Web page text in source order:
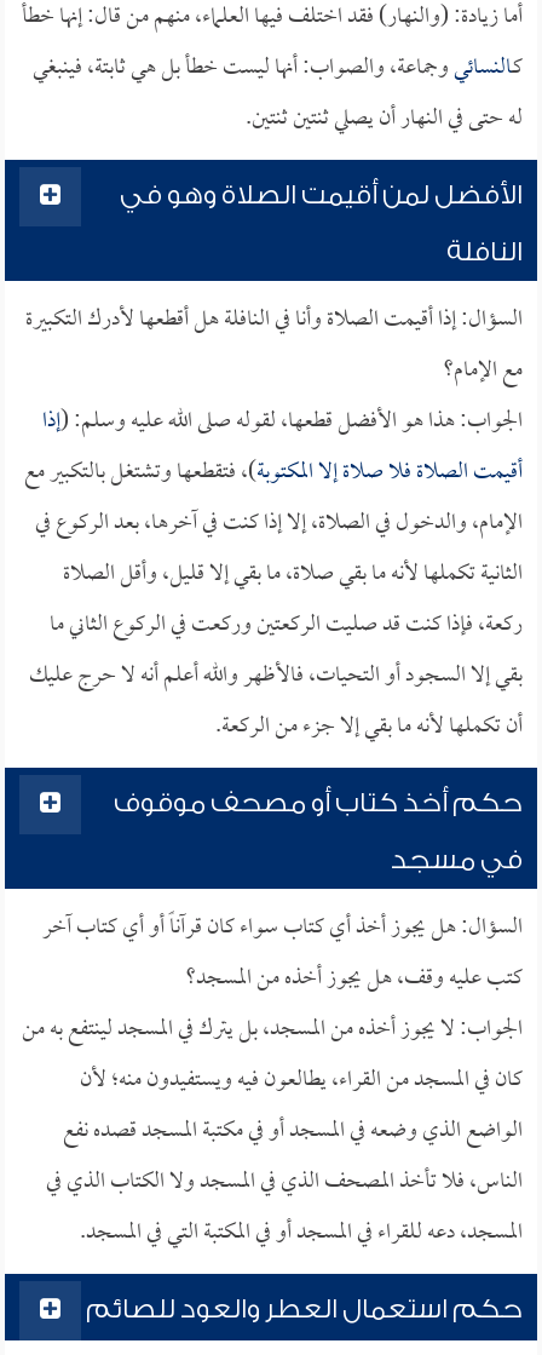
أما زيادة: (والنهار) فقد اختلف فيها العلماء، منهم من قال: إنها خطأ
كـالنسائيوجماعة، والصواب: أنها ليست خطأ بل هي ثابتة، فينبغي
له حتى في النهار أن يصلي ثنتين ثنتين.
الأفضل لمن أقيمت الصلاة وهو في
النافلة
السؤال: إذا أقيمت الصلاة وأنا في النافلة هل أقطعها لأدرك التكبيرة
مع الإمام؟
الجواب: هذا هو الأفضل قطعها، لقوله صلى الله عليه وسلم: (إذا
أقيمت الصلاة فلا صلاة إلا المكتوبة)، فتقطعها وتشتغل بالتكبير مع
الإمام، والدخول في الصلاة، إلا إذا كنت في آخرها، بعد الركوع في
الثانية تكملها لأنه ما بقي صلاة، ما بقي إلا قليل، وأقل الصلاة
ركعة، فإذا كنت قد صليت الركعتين وركعت في الركوع الثاني ما
بقي إلا السجود أو التحيات، فالأظهر والله أعلم أنه لا حرج عليك
أن تكملها لأنه ما بقي إلا جزء من الركعة.
حكم أخذ كتاب أو مصحف موقوف
في مسجد
السؤال: هل يجوز أخذ أي كتاب سواء كان قرآناً أو أي كتاب آخر
كتب عليه وقف، هل يجوز أخذه من المسجد؟
الجواب: لا يجوز أخذه من المسجد، بل يترك في المسجد لينتفع به من
كان في المسجد من القراء، يطالعون فيه ويستفيدون منه؛ لأن
الواضع الذي وضعه في المسجد أو في مكتبة المسجد قصده نفع
الناس، فلا تأخذ المصحف الذي في المسجد ولا الكتاب الذي في
المسجد، دعه للقراء في المسجد أو في المكتبة التي في المسجد.
حكم استعمال العطر والعود للصائم